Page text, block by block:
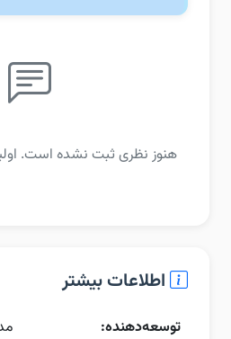
هنوز نظری ثبت نشده است.
اطلاعات بیشتر
توسعه‌دهنده: